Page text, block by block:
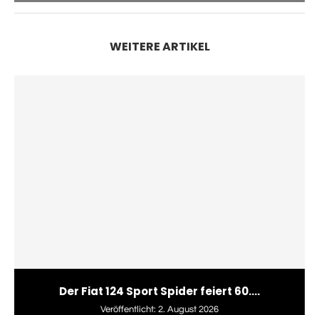
WEITERE ARTIKEL
Der Fiat 124 Sport Spider feiert 60....
Veröffentlicht: 2. August 2026